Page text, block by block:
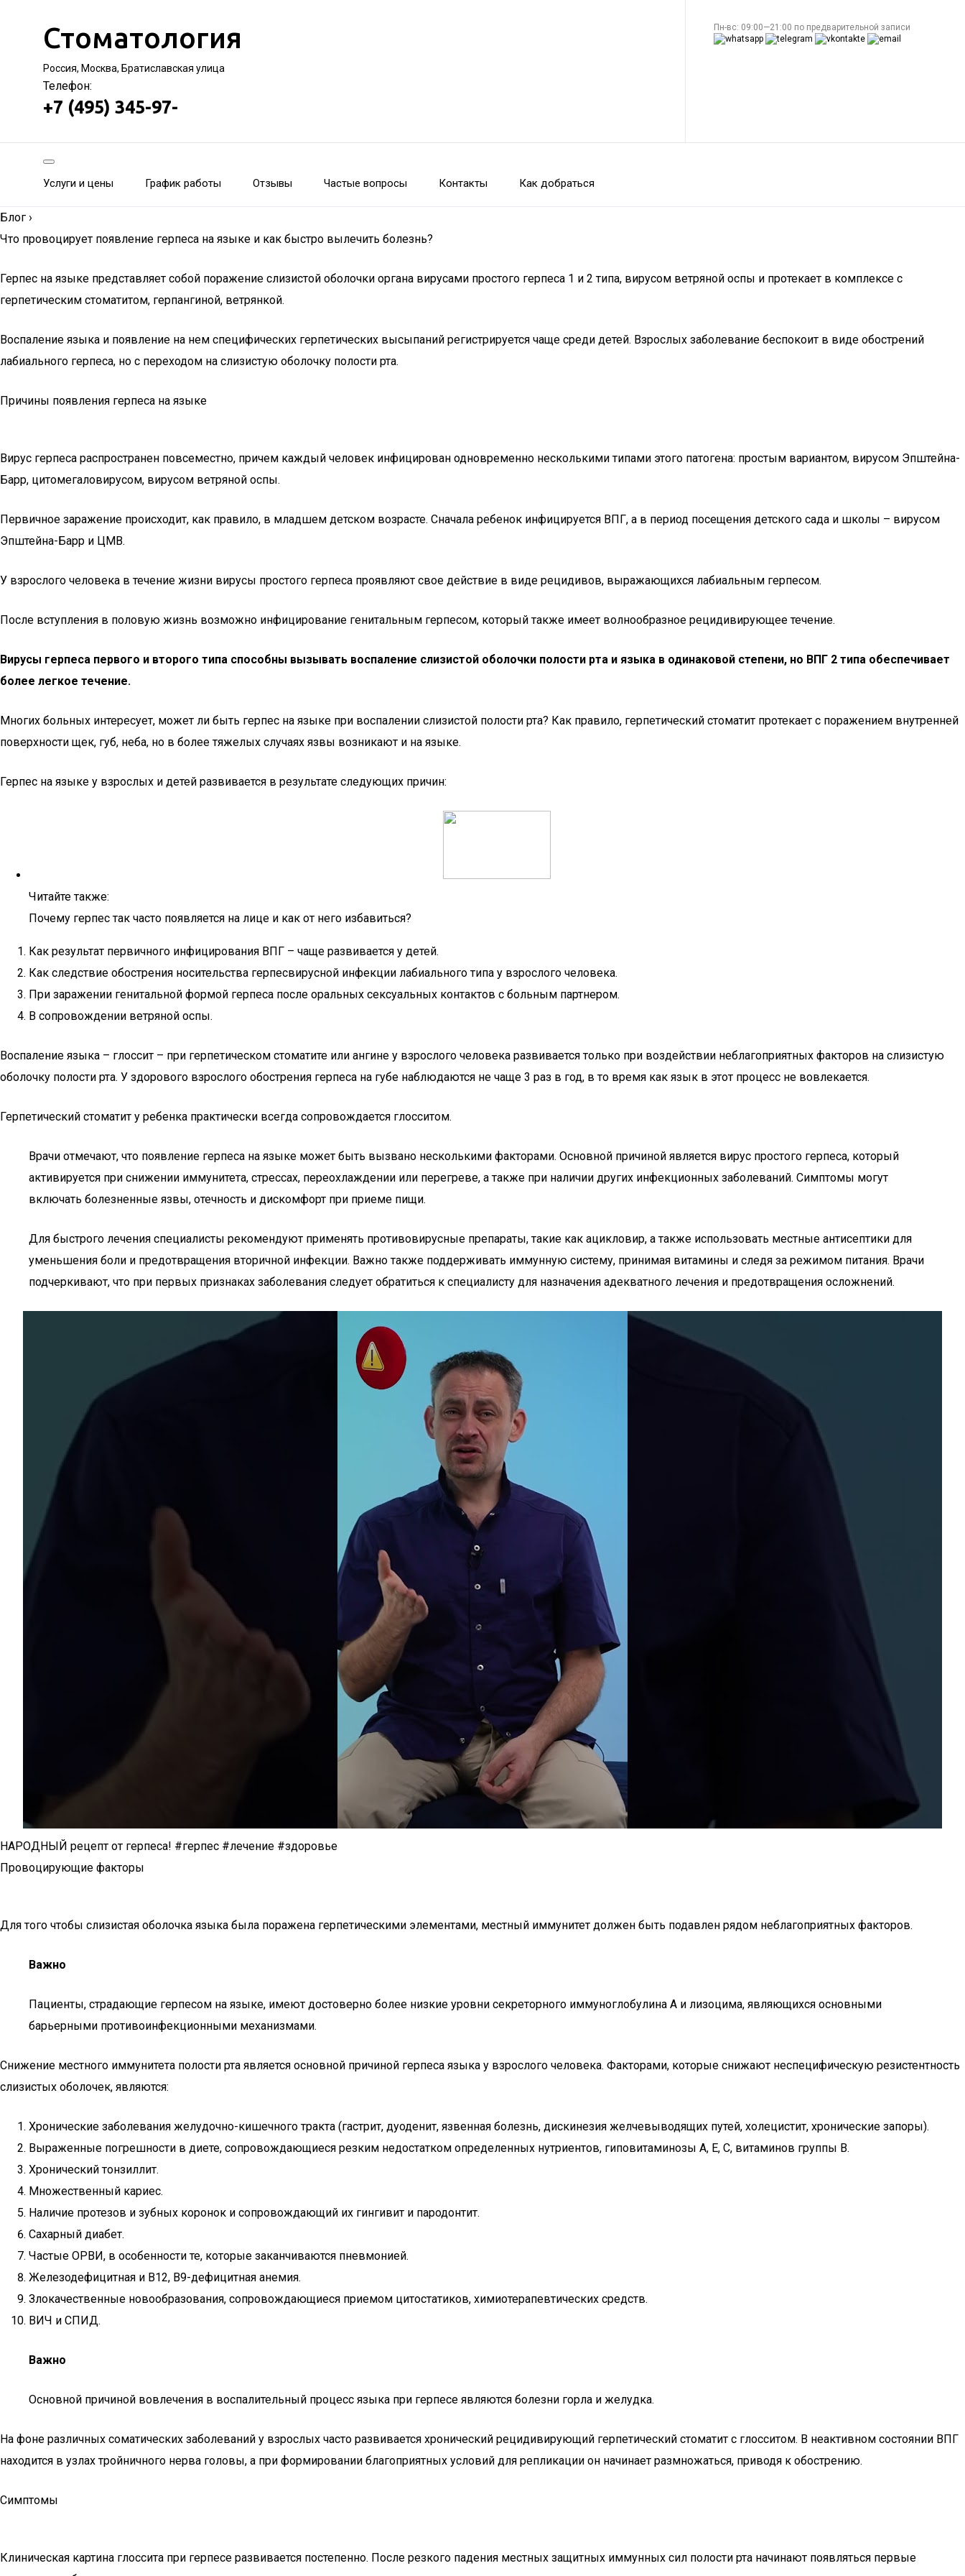
Стоматология
Россия, Москва, Братиславская улица
Телефон:
+7 (495) 345-97-
Пн-вс: 09:00—21:00 по предварительной записи
Услуги и цены График работы Отзывы Частые вопросы Контакты Как добраться
Блог ›
Что провоцирует появление герпеса на языке и как быстро вылечить болезнь?
Герпес на языке представляет собой поражение слизистой оболочки органа вирусами простого герпеса 1 и 2 типа, вирусом ветряной оспы и протекает в комплексе с
герпетическим стоматитом, герпангиной, ветрянкой.
Воспаление языка и появление на нем специфических герпетических высыпаний регистрируется чаще среди детей. Взрослых заболевание беспокоит в виде обострений
лабиального герпеса, но с переходом на слизистую оболочку полости рта.
Причины появления герпеса на языке
Вирус герпеса распространен повсеместно, причем каждый человек инфицирован одновременно несколькими типами этого патогена: простым вариантом, вирусом Эпштейна-
Барр, цитомегаловирусом, вирусом ветряной оспы.
Первичное заражение происходит, как правило, в младшем детском возрасте. Сначала ребенок инфицируется ВПГ, а в период посещения детского сада и школы – вирусом
Эпштейна-Барр и ЦМВ.
У взрослого человека в течение жизни вирусы простого герпеса проявляют свое действие в виде рецидивов, выражающихся лабиальным герпесом.
После вступления в половую жизнь возможно инфицирование генитальным герпесом, который также имеет волнообразное рецидивирующее течение.
Вирусы герпеса первого и второго типа способны вызывать воспаление слизистой оболочки полости рта и языка в одинаковой степени, но ВПГ 2 типа обеспечивает
более легкое течение.
Многих больных интересует, может ли быть герпес на языке при воспалении слизистой полости рта? Как правило, герпетический стоматит протекает с поражением внутренней
поверхности щек, губ, неба, но в более тяжелых случаях язвы возникают и на языке.
Герпес на языке у взрослых и детей развивается в результате следующих причин:
Читайте также:
Почему герпес так часто появляется на лице и как от него избавиться?
Как результат первичного инфицирования ВПГ – чаще развивается у детей.
Как следствие обострения носительства герпесвирусной инфекции лабиального типа у взрослого человека.
При заражении генитальной формой герпеса после оральных сексуальных контактов с больным партнером.
В сопровождении ветряной оспы.
Воспаление языка – глоссит – при герпетическом стоматите или ангине у взрослого человека развивается только при воздействии неблагоприятных факторов на слизистую
оболочку полости рта. У здорового взрослого обострения герпеса на губе наблюдаются не чаще 3 раз в год, в то время как язык в этот процесс не вовлекается.
Герпетический стоматит у ребенка практически всегда сопровождается глосситом.
Врачи отмечают, что появление герпеса на языке может быть вызвано несколькими факторами. Основной причиной является вирус простого герпеса, который
активируется при снижении иммунитета, стрессах, переохлаждении или перегреве, а также при наличии других инфекционных заболеваний. Симптомы могут
включать болезненные язвы, отечность и дискомфорт при приеме пищи.
Для быстрого лечения специалисты рекомендуют применять противовирусные препараты, такие как ацикловир, а также использовать местные антисептики для
уменьшения боли и предотвращения вторичной инфекции. Важно также поддерживать иммунную систему, принимая витамины и следя за режимом питания. Врачи
подчеркивают, что при первых признаках заболевания следует обратиться к специалисту для назначения адекватного лечения и предотвращения осложнений.
НАРОДНЫЙ рецепт от герпеса! #герпес #лечение #здоровье
Провоцирующие факторы
Для того чтобы слизистая оболочка языка была поражена герпетическими элементами, местный иммунитет должен быть подавлен рядом неблагоприятных факторов.
Важно
Пациенты, страдающие герпесом на языке, имеют достоверно более низкие уровни секреторного иммуноглобулина А и лизоцима, являющихся основными
барьерными противоинфекционными механизмами.
Снижение местного иммунитета полости рта является основной причиной герпеса языка у взрослого человека. Факторами, которые снижают неспецифическую резистентность
слизистых оболочек, являются:
Хронические заболевания желудочно-кишечного тракта (гастрит, дуоденит, язвенная болезнь, дискинезия желчевыводящих путей, холецистит, хронические запоры).
Выраженные погрешности в диете, сопровождающиеся резким недостатком определенных нутриентов, гиповитаминозы А, Е, С, витаминов группы В.
Хронический тонзиллит.
Множественный кариес.
Наличие протезов и зубных коронок и сопровождающий их гингивит и пародонтит.
Сахарный диабет.
Частые ОРВИ, в особенности те, которые заканчиваются пневмонией.
Железодефицитная и В12, В9-дефицитная анемия.
Злокачественные новообразования, сопровождающиеся приемом цитостатиков, химиотерапевтических средств.
ВИЧ и СПИД.
Важно
Основной причиной вовлечения в воспалительный процесс языка при герпесе являются болезни горла и желудка.
На фоне различных соматических заболеваний у взрослых часто развивается хронический рецидивирующий герпетический стоматит с глосситом. В неактивном состоянии ВПГ
находится в узлах тройничного нерва головы, а при формировании благоприятных условий для репликации он начинает размножаться, приводя к обострению.
Симптомы
Клиническая картина глоссита при герпесе развивается постепенно. После резкого падения местных защитных иммунных сил полости рта начинают появляться первые